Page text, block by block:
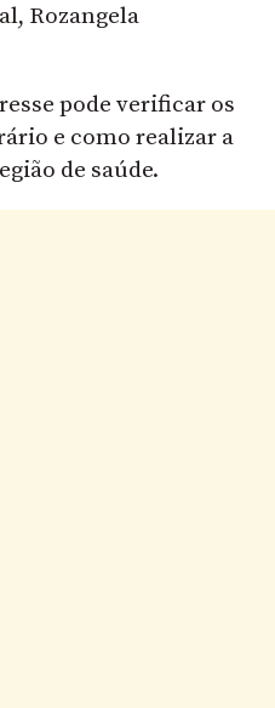
Rozangela
pode verificar os
e como realizar a
de saúde.